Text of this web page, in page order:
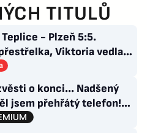
TITULŮ
Teplice - Plzeň 5:5.
Viktoria vedla o
červená
o konci... Nadšený
jsem přehřátý telefon!
Česka?